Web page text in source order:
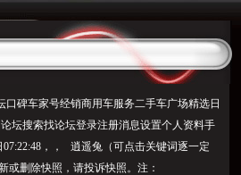
碑车家号经销商用车服务二手车广场精选日
坛搜索找论坛登录注册消息设置个人资料手
，， 逍遥兔（可点击关键词逐一定
删除快照，请投诉快照。注：